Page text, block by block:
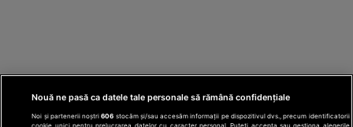
Nouă ne pasă ca datele tale personale să rămână confidențiale
Noi și partenerii noștri606 stocăm și/sau accesăm informații pe dispozitivul dvs., precum identificatorii
cookie unici pentru prelucrarea datelor cu caracter personal. Puteți accepta sau gestiona alegerile